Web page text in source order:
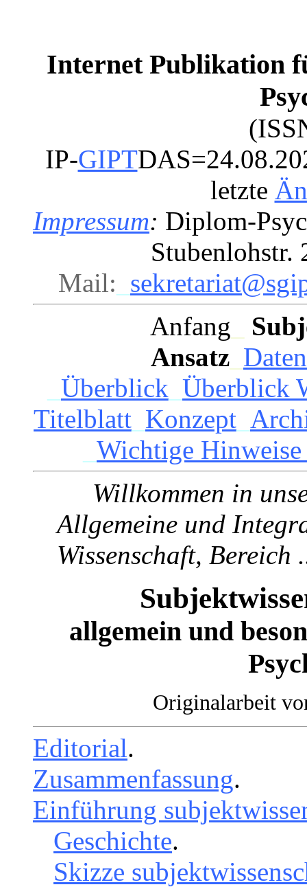
Internet Publikation
IP-GIPT
letzte
Impressum: Diplom-
Mail:
Anfang
Ansatz
Überblick Überblick
Titelblatt Konzept
Wichtige
Willkommen in
Allgemeine und
Wissenschaft, Bereich
allgemein und
Originalarbeit
Editorial.
Zusammenfassung.
Einführung
Geschichte.
Skizze